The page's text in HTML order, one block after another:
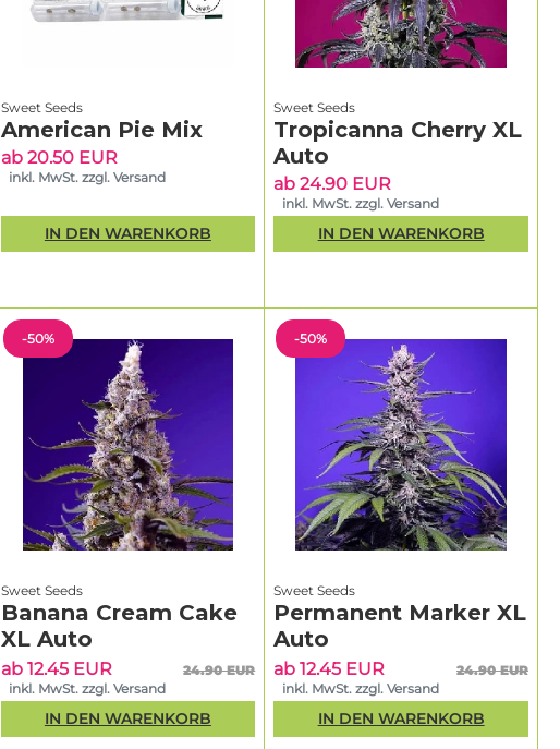
Sweet Seeds
American Pie Mix
ab 20.50 EUR
inkl. MwSt. zzgl. Versand
IN DEN WARENKORB
Sweet Seeds
Tropicanna Cherry XL
Auto
ab 24.90 EUR
inkl. MwSt. zzgl. Versand
IN DEN WARENKORB
-50%
Sweet Seeds
Banana Cream Cake
XL Auto
ab 12.45 EUR
24.90 EUR
inkl. MwSt. zzgl. Versand
IN DEN WARENKORB
-50%
Sweet Seeds
Permanent Marker XL
Auto
ab 12.45 EUR
24.90 EUR
inkl. MwSt. zzgl. Versand
IN DEN WARENKORB